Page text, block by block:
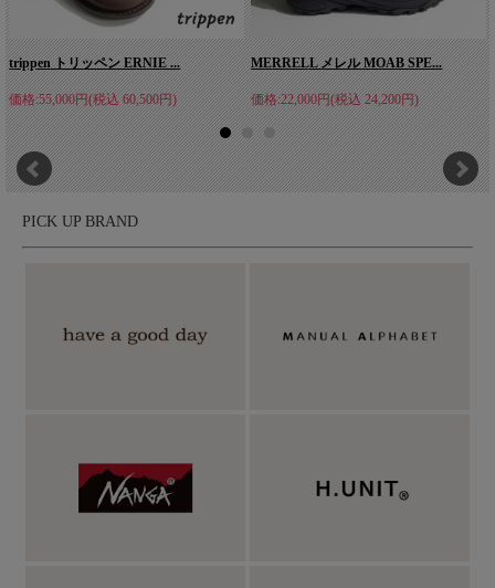
trippen トリッペン ERNIE ...
価格:55,000円(税込 60,500円)
MERRELL メレル MOAB SPE...
価格:22,000円(税込 24,200円)
PICK UP BRAND